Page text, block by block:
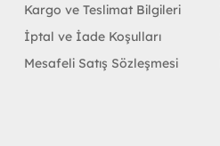
Kargo ve Teslimat Bilgileri
İptal ve İade Koşulları
Mesafeli Satış Sözleşmesi